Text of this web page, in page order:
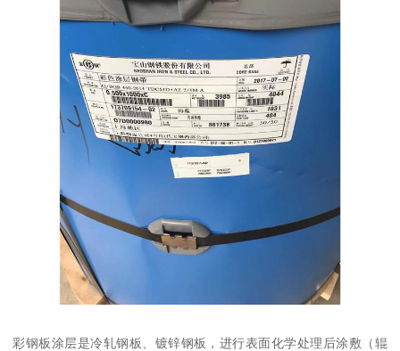
彩钢板涂层是冷轧钢板、镀锌钢板，进行表面化学处理后涂敷（辊